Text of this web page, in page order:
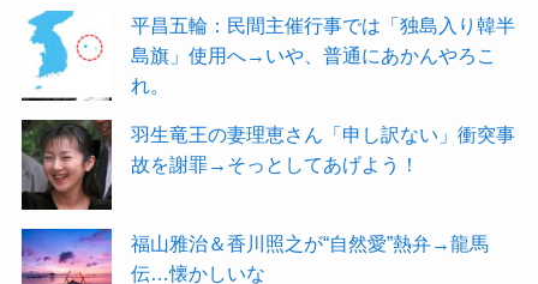
平昌五輪：民間主催行事では「独島入り韓半
島旗」使用へ→いや、普通にあかんやろこ
れ。
羽生竜王の妻理恵さん「申し訳ない」衝突事
故を謝罪→そっとしてあげよう！
福山雅治＆香川照之が“自然愛”熱弁→龍馬
伝…懐かしいな